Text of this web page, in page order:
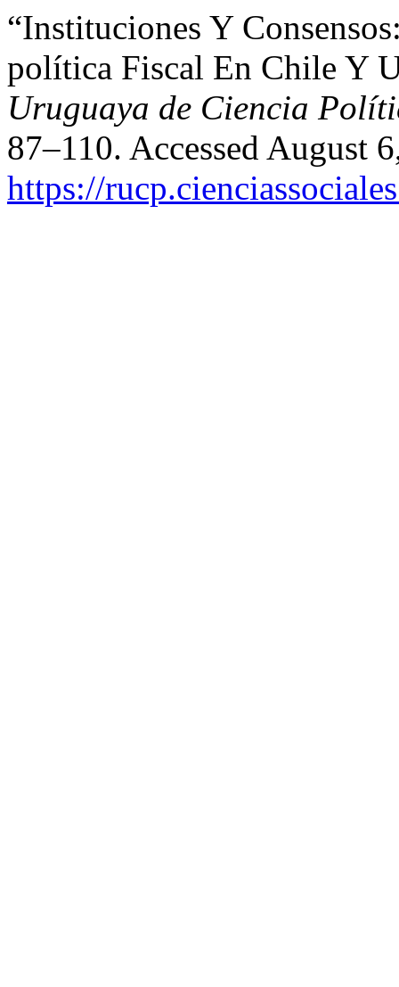
“Instituciones Y
política Fiscal En Chile Y
Uruguaya de Ciencia
87–110. Accessed August
https://